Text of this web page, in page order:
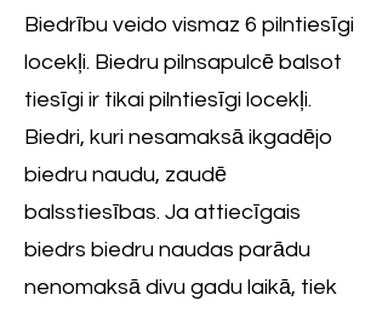
Biedrību veido vismaz 6 pilntiesīgi
locekļi. Biedru pilnsapulcē balsot
tiesīgi ir tikai pilntiesīgi locekļi.
Biedri, kuri nesamaksā ikgadējo
biedru naudu, zaudē
balsstiesības. Ja attiecīgais
biedrs biedru naudas parādu
nenomaksā divu gadu laikā, tiek